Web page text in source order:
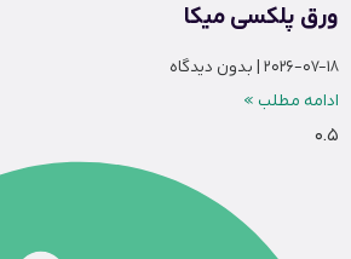
ورق پلکسی میکا
2026-07-18 بدون دیدگاه
ادامه مطلب »